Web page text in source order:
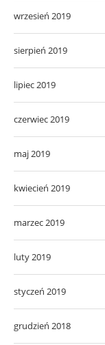
wrzesień 2019
sierpień 2019
lipiec 2019
czerwiec 2019
maj 2019
kwiecień 2019
marzec 2019
luty 2019
styczeń 2019
grudzień 2018